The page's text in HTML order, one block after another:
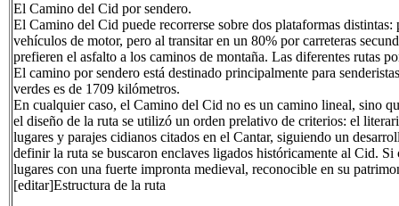
El Camino del Cid por sendero.
El Camino del Cid puede recorrerse sobre dos plataformas
vehículos de motor, pero al transitar en un 80% por carreteras
prefieren el asfalto a los caminos de montaña. Las diferentes rutas
El camino por sendero está destinado principalmente para
verdes es de 1709 kilómetros.
En cualquier caso, el Camino del Cid no es un camino lineal, sino
el diseño de la ruta se utilizó un orden prelativo de criterios: el
lugares y parajes cidianos citados en el Cantar, siguiendo un
definir la ruta se buscaron enclaves ligados históricamente al Cid.
lugares con una fuerte impronta medieval, reconocible en su
[editar]Estructura de la ruta